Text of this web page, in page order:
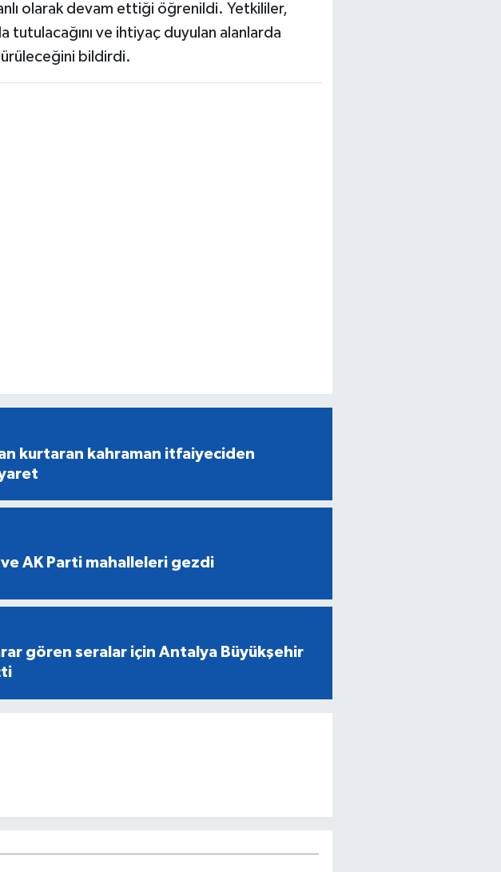
olarak devam ettiği öğrenildi. Yetkililer,
tutulacağını ve ihtiyaç duyulan alanlarda
bildirdi.
kurtaran kahraman itfaiyeciden
ve AK Parti mahalleleri gezdi
gören seralar için Antalya Büyükşehir